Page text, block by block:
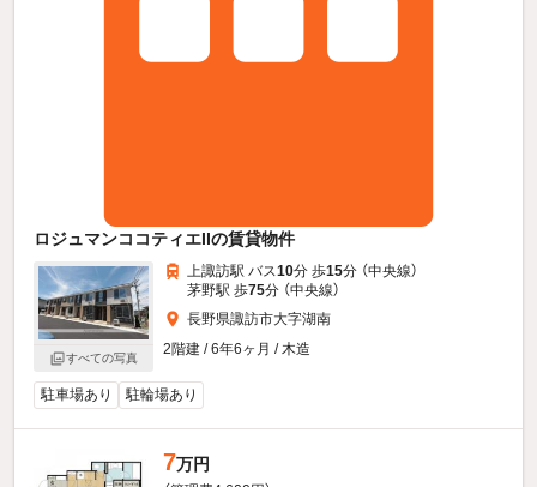
ロジュマンココティエIIの賃貸物件
すべての写真
上諏訪駅 バス10分 歩15分 （中央線）
茅野駅 歩75分 （中央線）
長野県諏訪市大字湖南
2階建 / 6年6ヶ月 / 木造
駐車場あり 駐輪場あり
7万円